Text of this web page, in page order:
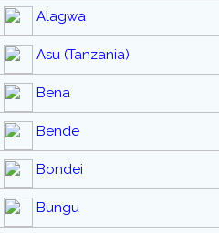
Alagwa
Asu (Tanzania)
Bena
Bende
Bondei
Bungu